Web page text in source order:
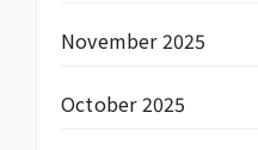
November 2025
October 2025